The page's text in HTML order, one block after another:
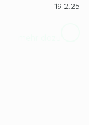
19.2.25